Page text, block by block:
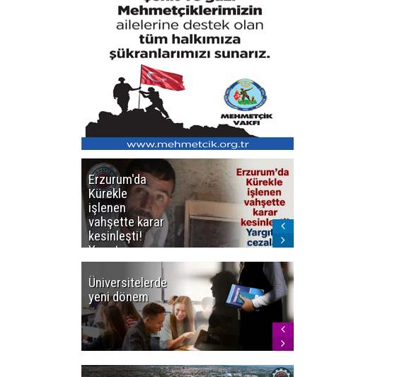
Erzurum'da
Kürekle
işlenen
vahşette karar
kesinleşti!
Yargıtay
cezaları onadı
Üniversitelerde
yeni dönem